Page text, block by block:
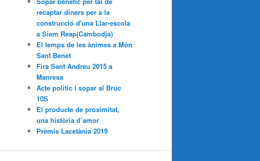
recaptar diners per a la
construcció d'una Llar-escola
a Siem Reap(Cambodja)
El temps de les ànimes a Món
Sant Benet
Fira Sant Andreu 2015 a
Manresa
Acte polític i sopar al Bruc
10S
El producte de proximitat,
una història d’amor
Prèmis Lacetània 2019